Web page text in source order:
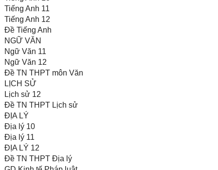
Tiếng Anh 11
Tiếng Anh 12
Đề Tiếng Anh
NGỮ VĂN
Ngữ Văn 11
Ngữ Văn 12
Đề TN THPT môn Văn
LỊCH SỬ
Lịch sử 12
Đề TN THPT Lịch sử
ĐỊA LÝ
Địa lý 10
Địa lý 11
ĐỊA LÝ 12
Đề TN THPT Địa lý